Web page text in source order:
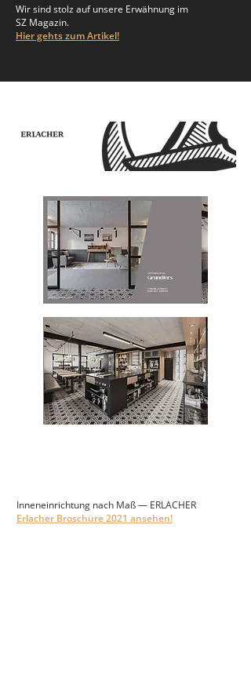
Wir sind stolz auf unsere Erwähnung im
SZ Magazin.
Hier gehts zum Artikel!
Inneneinrichtung nach Maß — ERLACHER
Erlacher Broschüre 2021 ansehen!